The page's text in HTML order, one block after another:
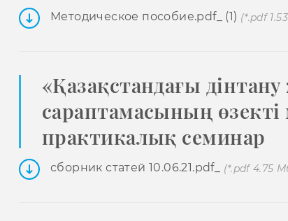
Методическое пособие.pdf_ (1) (*.pdf
«Қазақстандағы
сараптамасының өзекті
практикалық семинар
сборник статей 10.06.21.pdf_ (*.pdf 4.75